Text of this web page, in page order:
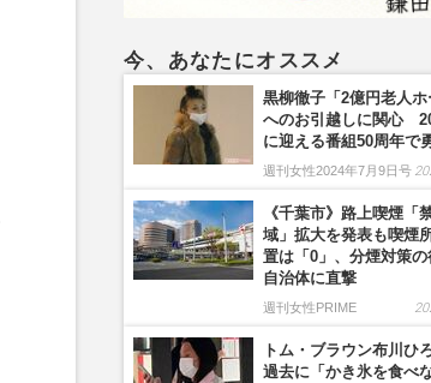
今、あなたにオススメ
黒柳徹子「2億円老人ホ
へのお引越しに関心
に迎える番組50周年で
週刊女性2024年7月9日号
《千葉市》路上喫煙「
域」拡大を発表も喫煙
置は「0」、分煙対策
自治体に直撃
週刊女性PRIME
トム・ブラウン布川ひ
過去に「かき氷を食べ